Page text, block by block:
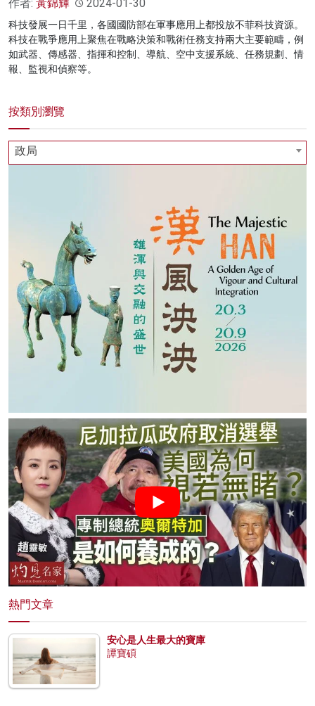
作者: 黃錦輝 2024-01-30
科技發展一日千里，各國國防部在軍事應用上都投放不菲科技資源。
科技在戰爭應用上聚焦在戰略決策和戰術任務支持兩大主要範疇，例
如武器、傳感器、指揮和控制、導航、空中支援系統、任務規劃、情
報、監視和偵察等。
按類別瀏覽
政局
熱門文章
安心是人生最大的寶庫
譚寶碩